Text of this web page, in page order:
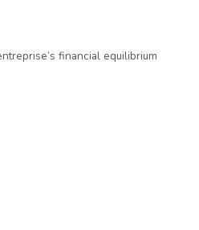
financial equilibrium